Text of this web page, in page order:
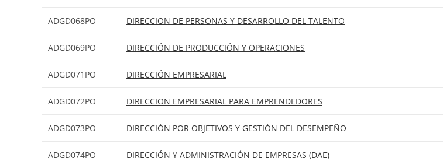
ADGD068PO DIRECCION DE PERSONAS Y DESARROLLO DEL TALENTO
ADGD069PO DIRECCIÓN DE PRODUCCIÓN Y OPERACIONES
ADGD071PO DIRECCIÓN EMPRESARIAL
ADGD072PO DIRECCION EMPRESARIAL PARA EMPRENDEDORES
ADGD073PO DIRECCIÓN POR OBJETIVOS Y GESTIÓN DEL DESEMPEÑO
ADGD074PO DIRECCIÓN Y ADMINISTRACIÓN DE EMPRESAS (DAE)